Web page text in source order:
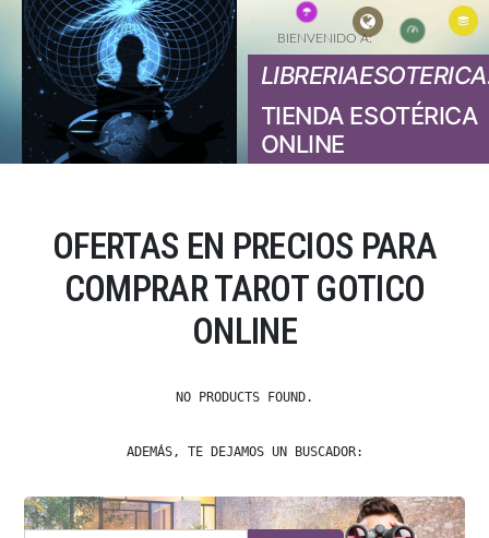
TIENDA ESOTÉRICA
ONLINE
BIENVENIDO A:
OFERTAS EN PRECIOS PARA
COMPRAR TAROT GOTICO
ONLINE
NO PRODUCTS FOUND.
ADEMÁS, TE DEJAMOS UN BUSCADOR: